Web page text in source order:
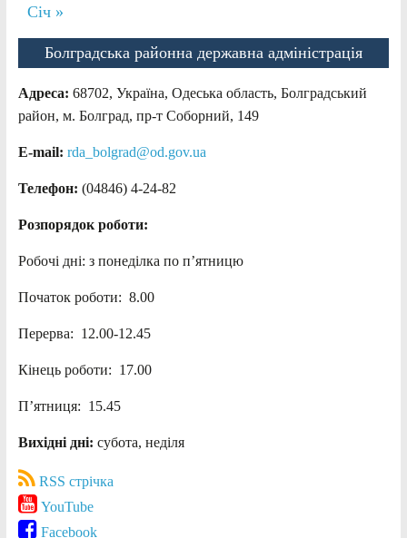
Січ »
Болградська районна державна адміністрація
Адреса: 68702, Україна, Одеська область, Болградський
район, м. Болград, пр-т Соборний, 149
E-mail: rda_bolgrad@od.gov.ua
Телефон: (04846) 4-24-82
Розпорядок роботи:
Робочі дні: з понеділка по п’ятницю
Початок роботи: 8.00
Перерва: 12.00-12.45
Кінець роботи: 17.00
П’ятниця: 15.45
Вихідні дні: субота, неділя
RSS стрічка
YouTube
Facebook